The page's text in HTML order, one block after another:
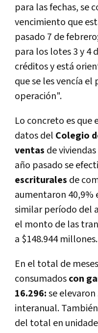
para las fechas, se
vencimiento que
pasado 7 de
para los lotes 3 y 4
créditos y está
que se les vencí­a
operación".
Lo concreto es que
datos del Colegio
ventas de viviendas
año pasado se
escriturales de
aumentaron 40,9%
similar perí­odo del
el monto de las
a $148.944 millones.
En el total de
consumadoscon
16.296:se elevaron
interanual.
del total en